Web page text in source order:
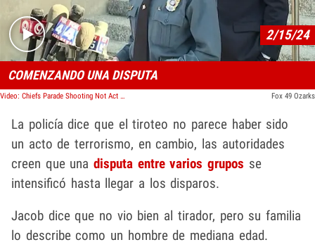
2/15/24
COMENZANDO UNA DISPUTA
Video: Chiefs Parade Shooting Not Act Of Terrorism, Likely Dispute Between People, Cops Say Fox 49 Ozarks
La policía dice que el tiroteo no parece haber sido
un acto de terrorismo, en cambio, las autoridades
creen que una disputa entre varios grupos se
intensificó hasta llegar a los disparos.
Jacob dice que no vio bien al tirador, pero su familia
lo describe como un hombre de mediana edad.